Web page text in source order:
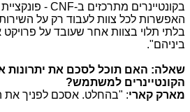
בקונטיינרים מתרכזים ב-CNF
-
האפשרות לכל צוות לעבוד רק על
בלתי תלוי בצוות אחר שעובד על
ביניהם".
שאלה: האם תוכל לסכם את יתרונות
הקונטיינרים למשתמש?
מארק קארי: "בהחלט. אסכם לפניך את